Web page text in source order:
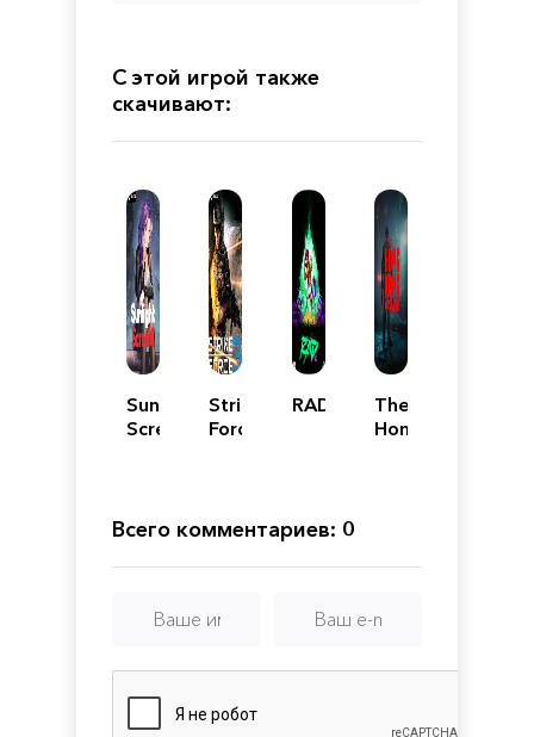
С этой игрой также
скачивают:
Sunlight
Scream
Strike
Force
RAD
The
Hong
Всего комментариев: 0